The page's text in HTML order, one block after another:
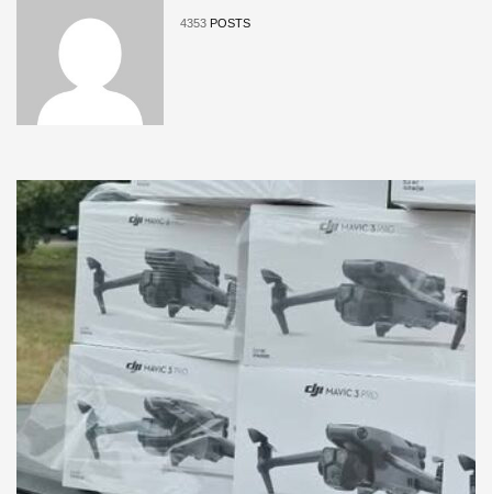
4353 POSTS